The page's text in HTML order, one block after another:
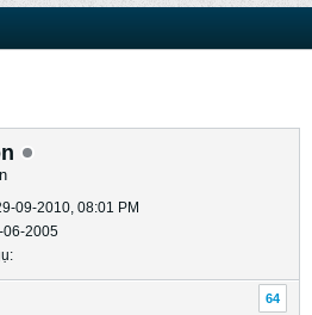
09-2010, 08:01 PM
06-2005
64